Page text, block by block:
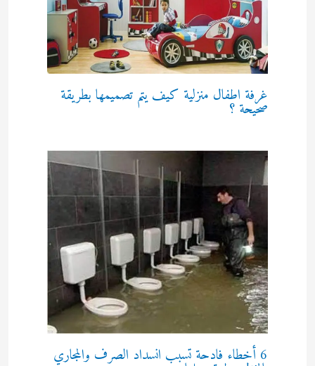
غرفة اطفال منزلية كيف يتم تصميمها بطريقة
صحيحة ؟
6 أخطاء فادحة تسبب انسداد الصرف والمجاري